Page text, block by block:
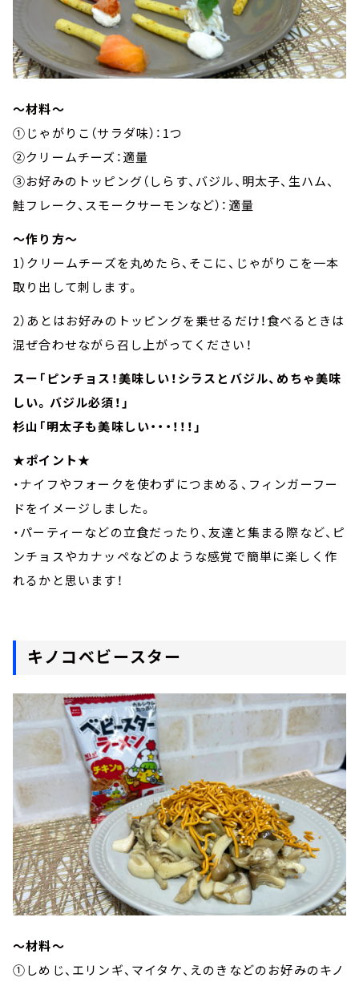
～材料～
①じゃがりこ（サラダ味）：1つ
②クリームチーズ：適量
③お好みのトッピング（しらす、バジル、明太子、生ハム、
鮭フレーク、スモークサーモンなど）：適量
～作り方～
1）クリームチーズを丸めたら、そこに、じゃがりこを一本
取り出して刺します。
2）あとはお好みのトッピングを乗せるだけ！食べるときは
混ぜ合わせながら召し上がってください！
スー「ピンチョス！美味しい！シラスとバジル、めちゃ美味
しい。バジル必須！」
杉山「明太子も美味しい・・・！！！」
★ポイント★
・ナイフやフォークを使わずにつまめる、フィンガーフー
ドをイメージしました。
・パーティーなどの立食だったり、友達と集まる際など、ピ
ンチョスやカナッペなどのような感覚で簡単に楽しく作
れるかと思います！
キノコベビースター
～材料～
①しめじ、エリンギ、マイタケ、えのきなどのお好みのキノ